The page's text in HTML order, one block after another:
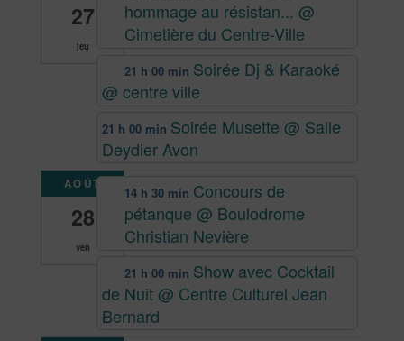
27
jeu
hommage au résistan...@
Cimetière du Centre-Ville
21 h 00 min Soirée Dj & Karaoké
@ centre ville
21 h 00 min Soirée Musette@ Salle
Deydier Avon
AOÛT
28
ven
14 h 30 min Concours de
pétanque@ Boulodrome
Christian Nevière
21 h 00 min Show avec Cocktail
de Nuit@ Centre Culturel Jean
Bernard